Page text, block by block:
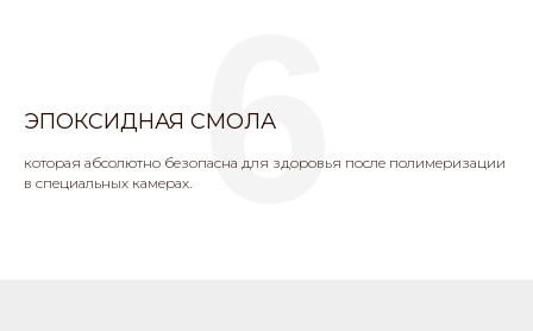
ЭПОКСИДНАЯ СМОЛА
которая абсолютно безопасна для здоровья после полимеризации
в специальных камерах. 6